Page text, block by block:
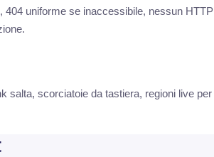
404 uniforme se inaccessibile, nessun HTTP
salta, scorciatoie da tastiera, regioni live per